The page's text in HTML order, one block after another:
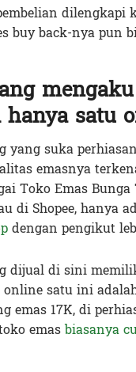
buy back-nya pun
satu
yang suka
emasnya
Toko Emas
di Shopee, hanya
dengan pengikut
dijual di sini
satu ini
emas 17K, di
emasbiasanya